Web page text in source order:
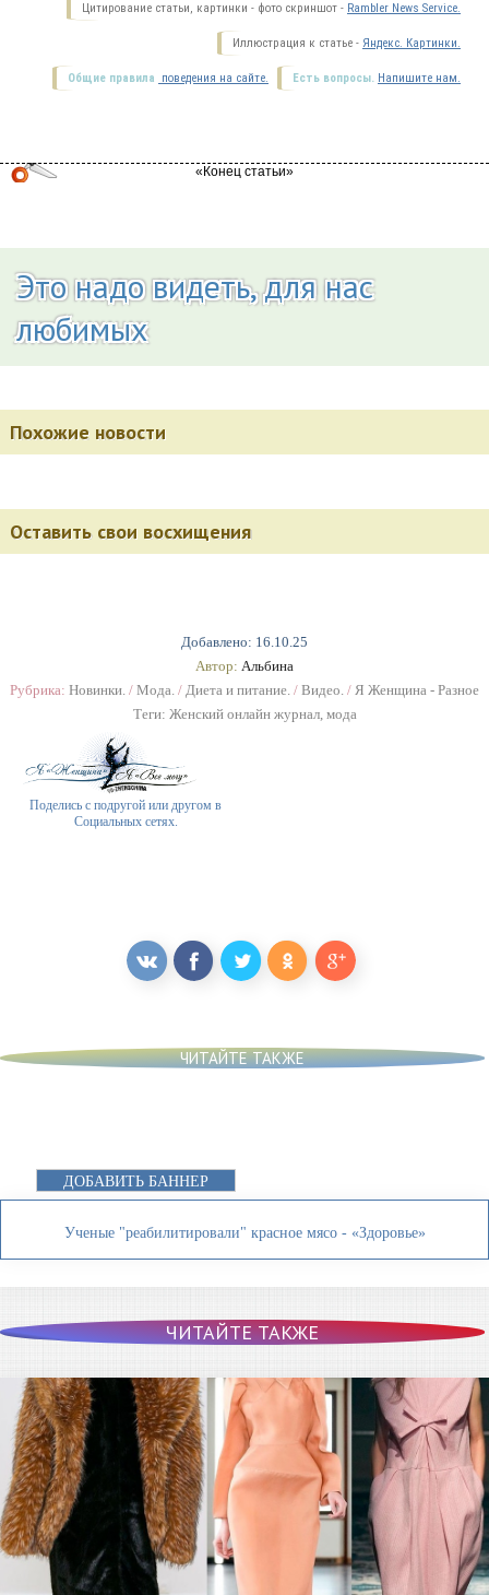
Добавлено: 16.10.25
Автор: Альбина
Рубрика: Новинки. / Мода. / Диета и питание. / Видео. / Я Женщина - Разное
Теги: Женский онлайн журнал, мода
Поделись с подругой или другом в
Социальных сетях.
Цитирование статьи, картинки - фото скриншот - Rambler News Service.
Иллюстрация к статье - Яндекс. Картинки.
Есть вопросы. Напишите нам.
Общие правила поведения на сайте.
Это надо видеть, для нас
любимых
Похожие новости
Оставить свои восхищения
ЧИТАЙТЕ ТАКЖЕ
ДОБАВИТЬ БАННЕР
Ученые "реабилитировали" красное мясо - «Здоровье»
ЧИТАЙТЕ ТАКЖЕ